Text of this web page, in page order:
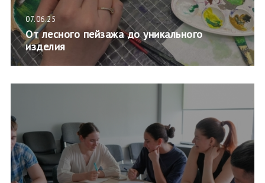
07.06.25
От лесного пейзажа до уникального
изделия